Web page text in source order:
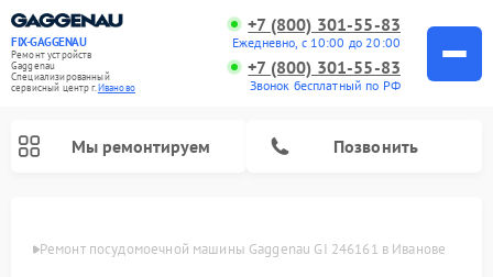
FIX-GAGGENAU
Ремонт устройств
Gaggenau
Специализированный
cервисный центр г.Иваново
+7 (800) 301-55-83
Ежедневно, с 10:00 до 20:00
+7 (800) 301-55-83
Звонок бесплатный по РФ
Мы ремонтируем Позвонить
Ремонт посудомоечной машины Gaggenau GI 246161 в Иванове